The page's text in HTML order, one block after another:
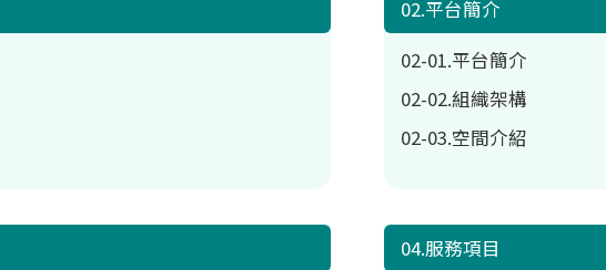
02.平台簡介
02-01.平台簡介
02-02.組織架構
02-03.空間介紹
04.服務項目